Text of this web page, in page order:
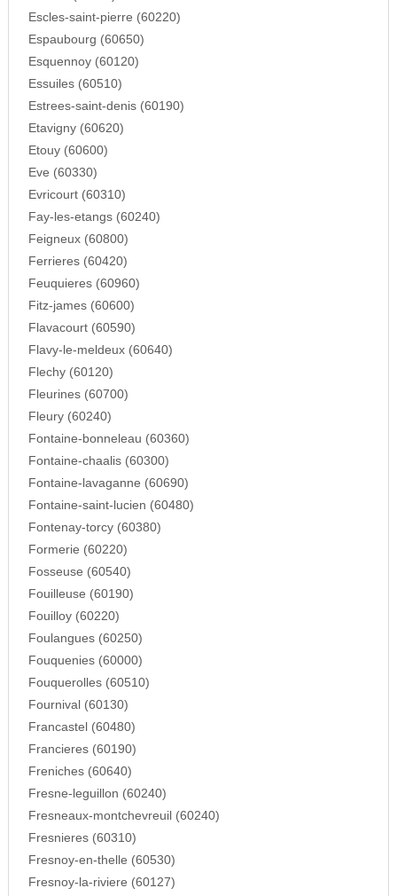
Escles-saint-pierre (60220)
Espaubourg (60650)
Esquennoy (60120)
Essuiles (60510)
Estrees-saint-denis (60190)
Etavigny (60620)
Etouy (60600)
Eve (60330)
Evricourt (60310)
Fay-les-etangs (60240)
Feigneux (60800)
Ferrieres (60420)
Feuquieres (60960)
Fitz-james (60600)
Flavacourt (60590)
Flavy-le-meldeux (60640)
Flechy (60120)
Fleurines (60700)
Fleury (60240)
Fontaine-bonneleau (60360)
Fontaine-chaalis (60300)
Fontaine-lavaganne (60690)
Fontaine-saint-lucien (60480)
Fontenay-torcy (60380)
Formerie (60220)
Fosseuse (60540)
Fouilleuse (60190)
Fouilloy (60220)
Foulangues (60250)
Fouquenies (60000)
Fouquerolles (60510)
Fournival (60130)
Francastel (60480)
Francieres (60190)
Freniches (60640)
Fresne-leguillon (60240)
Fresneaux-montchevreuil (60240)
Fresnieres (60310)
Fresnoy-en-thelle (60530)
Fresnoy-la-riviere (60127)